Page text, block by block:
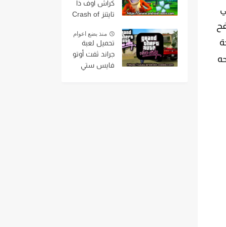
كراش اوف ذا
تايتنز Crash of
على محاكي
ppsspp بحجم
صغير جداً مجانا
اخر اصدار من
منذ بضع اعوام
تحميل لعبة
جراند ثفت أوتو
فايس ستي